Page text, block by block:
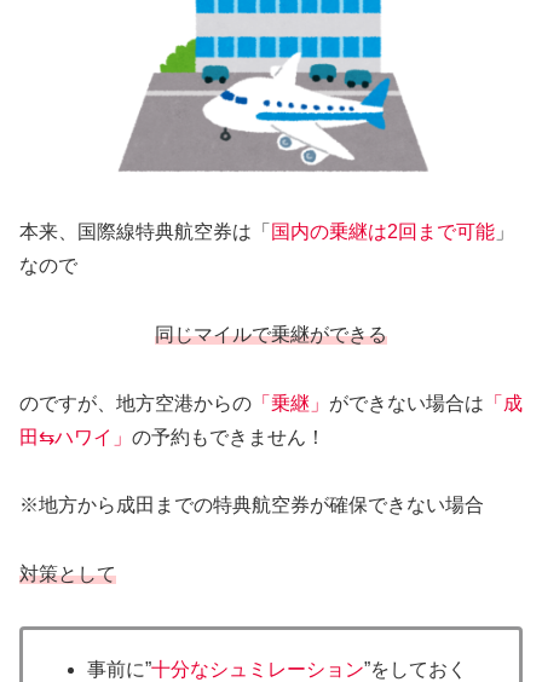
本来、国際線特典航空券は「 国内の乗継は2回まで可能 」
なので
同じマイルで乗継ができる
のですが、地方空港からの 「乗継」 ができない場合は 「成
田⇆ハワイ」 の予約もできません！
※地方から成田までの特典航空券が確保できない場合
対策として
事前に”十分なシュミレーション”をしておく